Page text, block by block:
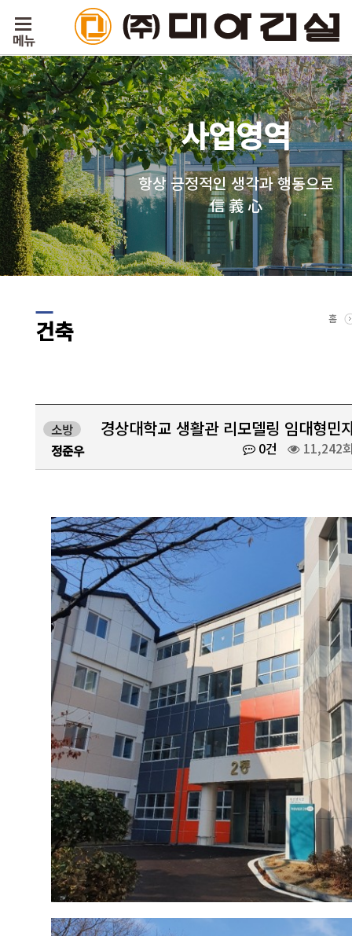
사업영역
항상 긍정적인 생각과 행동으로
信 義 心
건축 홈
소방 경상대학교 생활관 리모델링 임대형민
정준우 0건 11,242